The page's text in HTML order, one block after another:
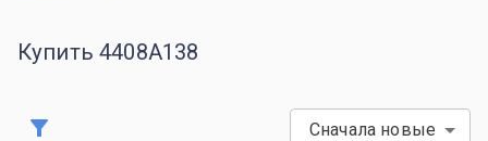
Купить 4408A138
Сначала новые